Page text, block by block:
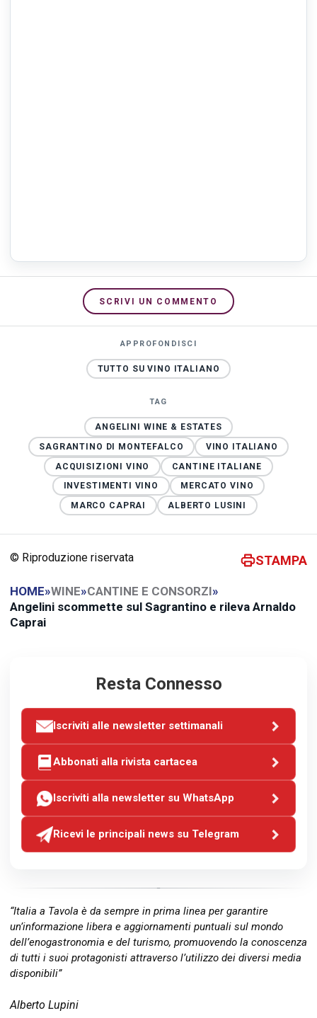
SCRIVI UN COMMENTO
APPROFONDISCI
TUTTO SU VINO ITALIANO
TAG
ANGELINI WINE & ESTATES
SAGRANTINO DI MONTEFALCO
VINO ITALIANO
ACQUISIZIONI VINO
CANTINE ITALIANE
INVESTIMENTI VINO
MERCATO VINO
MARCO CAPRAI
ALBERTO LUSINI
© Riproduzione riservata STAMPA
HOME»WINE»CANTINE E CONSORZI»
Angelini scommette sul Sagrantino e rileva Arnaldo
Caprai
Resta Connesso
Iscriviti alle newsletter settimanali
Abbonati alla rivista cartacea
Iscriviti alla newsletter su WhatsApp
Ricevi le principali news su Telegram
“Italia a Tavola è da sempre in prima linea per garantire
un’informazione libera e aggiornamenti puntuali sul mondo
dell’enogastronomia e del turismo, promuovendo la conoscenza
di tutti i suoi protagonisti attraverso l’utilizzo dei diversi media
disponibili”
Alberto Lupini